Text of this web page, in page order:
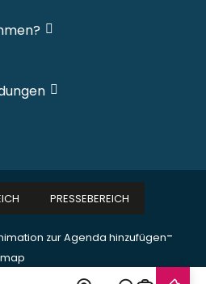
zur Agenda hinzufügen-
PRESSEBEREICH